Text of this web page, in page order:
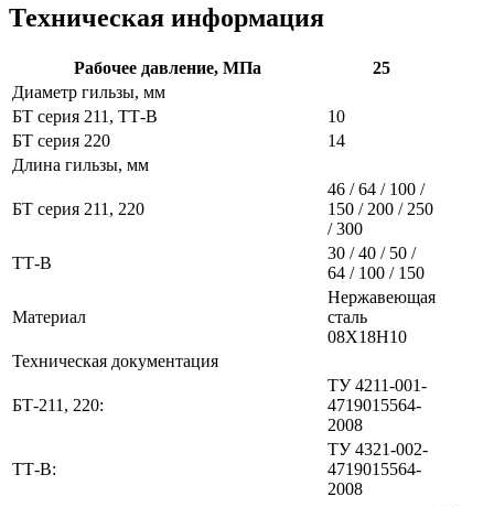
Техническая информация
Рабочее давление, МПа
25
Диаметр гильзы, мм
БТ серия 211, ТТ-В
10
БТ серия 220
14
Длина гильзы, мм
БТ серия 211, 220
46 / 64 / 100 /
150 / 200 / 250
/ 300
ТТ-В
30 / 40 / 50 /
64 / 100 / 150
Материал
Нержавеющая
сталь
08Х18Н10
Техническая документация
БТ-211, 220:
ТУ 4211-001-
4719015564-
2008
ТТ-В:
ТУ 4321-002-
4719015564-
2008